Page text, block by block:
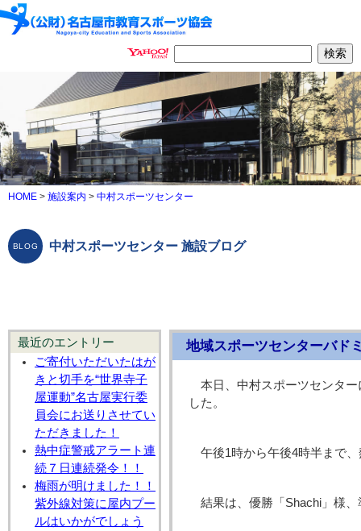
HOME > 施設案内 > 中村スポーツセンター
中村スポーツセンター 施設ブログ
最近のエントリー
ご寄付いただいたはが
きと切手を“世界寺子
屋運動”名古屋実行委
員会にお送りさせてい
ただきました！
熱中症警戒アラート連
続７日連続発令！！
梅雨が明けました！！
紫外線対策に屋内プー
ルはいかがでしょう
地域スポーツセンターバド
本日、中村スポーツセンタ
した。
午後1時から午後4時半まで
結果は、優勝「Shachi」様